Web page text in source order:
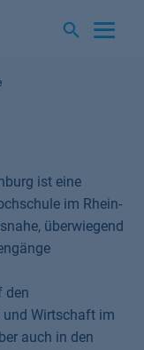
ist eine
im Rhein-
überwiegend
den
und Wirtschaft im
auch in den